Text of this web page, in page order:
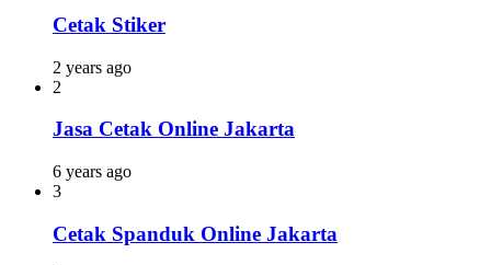
Cetak Stiker
2 years ago
2
Jasa Cetak Online Jakarta
6 years ago
3
Cetak Spanduk Online Jakarta